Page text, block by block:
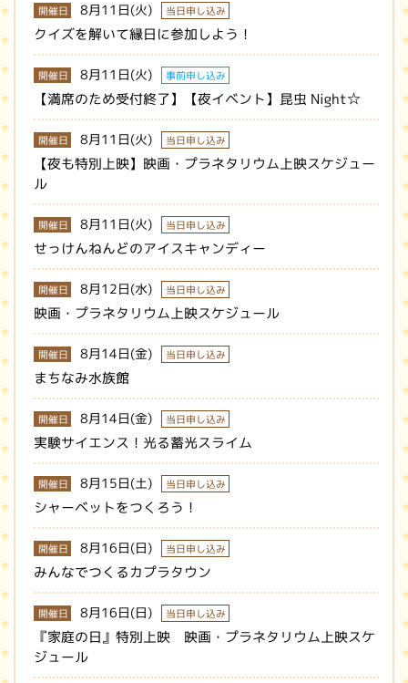
開催日 8月11日(火) 当日申し込み
クイズを解いて縁日に参加しよう！
開催日 8月11日(火) 事前申し込み
【満席のため受付終了】【夜イベント】昆虫 Night☆
開催日 8月11日(火) 当日申し込み
【夜も特別上映】映画・プラネタリウム上映スケジュー
ル
開催日 8月11日(火) 当日申し込み
せっけんねんどのアイスキャンディー
開催日 8月12日(水) 当日申し込み
映画・プラネタリウム上映スケジュール
開催日 8月14日(金) 当日申し込み
まちなみ水族館
開催日 8月14日(金) 当日申し込み
実験サイエンス！光る蓄光スライム
開催日 8月15日(土) 当日申し込み
シャーベットをつくろう！
開催日 8月16日(日) 当日申し込み
みんなでつくるカプラタウン
開催日 8月16日(日) 当日申し込み
『家庭の日』特別上映 映画・プラネタリウム上映スケ
ジュール